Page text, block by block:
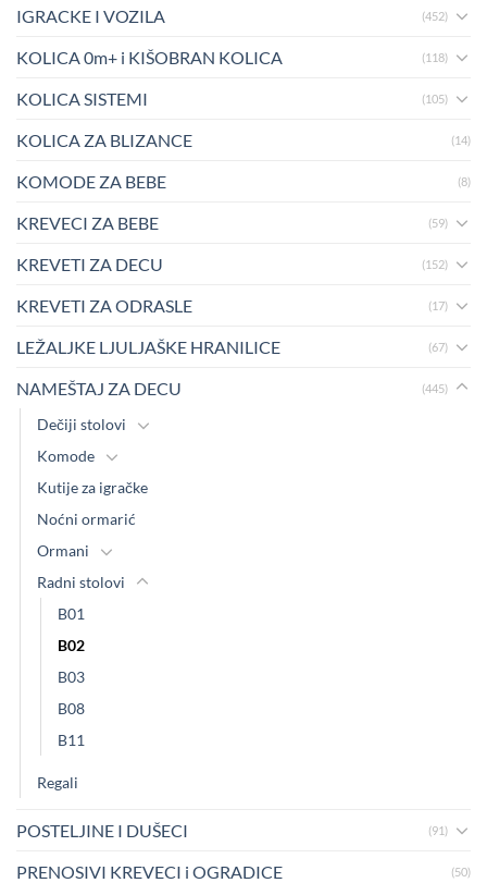
IGRACKE I VOZILA (452)
KOLICA 0m+ i KIŠOBRAN KOLICA (118)
KOLICA SISTEMI (105)
KOLICA ZA BLIZANCE (14)
KOMODE ZA BEBE (8)
KREVECI ZA BEBE (59)
KREVETI ZA DECU (152)
KREVETI ZA ODRASLE (17)
LEŽALJKE LJULJAŠKE HRANILICE (67)
NAMEŠTAJ ZA DECU (445)
Dečiji stolovi
Komode
Kutije za igračke
Noćni ormarić
Ormani
Radni stolovi
B01
B02
B03
B08
B11
Regali
POSTELJINE I DUŠECI (91)
PRENOSIVI KREVECI i OGRADICE (50)